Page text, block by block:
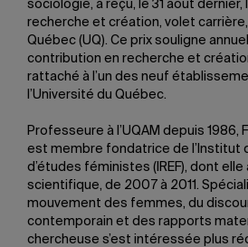
sociologie, a reçu, le 31 août dernier,
recherche et création, volet carrière,
Québec (UQ). Ce prix souligne
contribution en recherche et
rattaché à l’un des neuf
l’Université du Québec.
Professeure à l’UQAM depuis 1986,
est membre fondatrice de l’Institut
d’études féministes (IREF), dont
scientifique, de 2007 à 2011.
mouvement des femmes, du
contemporain et des rapports
chercheuse s’est intéressée plus